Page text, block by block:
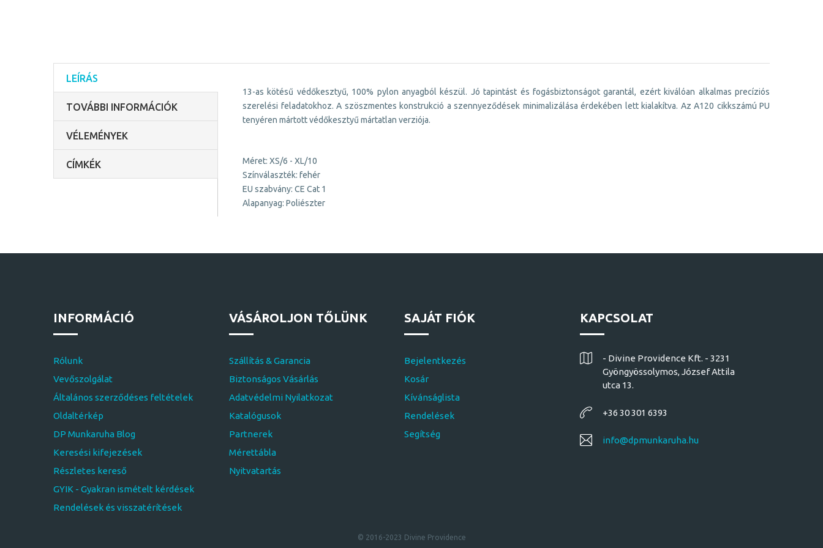
LEÍRÁS
TOVÁBBI INFORMÁCIÓK
VÉLEMÉNYEK
CÍMKÉK
13-as kötésű védőkesztyű, 100% pylon anyagból készül. Jó tapintást és fogásbiztonságot garantál, ezért kiválóan alkalmas precíziós
szerelési feladatokhoz. A szöszmentes konstrukció a szennyeződések minimalizálása érdekében lett kialakítva. Az A120 cikkszámú PU
tenyéren mártott védőkesztyű mártatlan verziója.
Méret: XS/6 - XL/10
Színválaszték: fehér
EU szabvány: CE Cat 1
Alapanyag: Poliészter
INFORMÁCIÓ
Rólunk
Vevőszolgálat
Általános szerződéses feltételek
Oldaltérkép
DP Munkaruha Blog
Keresési kifejezések
Részletes kereső
GYIK - Gyakran ismételt kérdések
Rendelések és visszatérítések
VÁSÁROLJON TŐLÜNK
Szállítás & Garancia
Biztonságos Vásárlás
Adatvédelmi Nyilatkozat
Katalógusok
Partnerek
Mérettábla
Nyitvatartás
SAJÁT FIÓK
Bejelentkezés
Kosár
Kívánságlista
Rendelések
Segítség
KAPCSOLAT
- Divine Providence Kft. - 3231
Gyöngyössolymos, József Attila
utca 13.
+36 30 301 6393
info@dpmunkaruha.hu
© 2016-2023 Divine Providence